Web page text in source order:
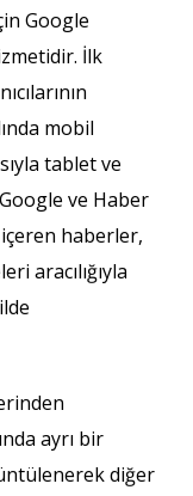
Google
İlk
mobil
tablet ve
ve Haber
haberler,
aracılığıyla
ayrı bir
diğer